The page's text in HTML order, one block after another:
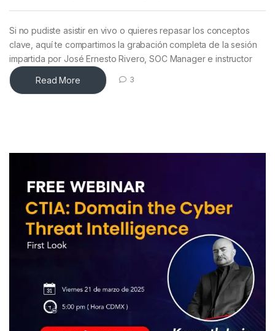
Si no pudiste asistir en vivo o quieres repasar los conceptos
clave, aquí te compartimos la grabación completa de la sesión
impartida por José Ernesto Rivero, SOC Manager e instructor
Read More 3